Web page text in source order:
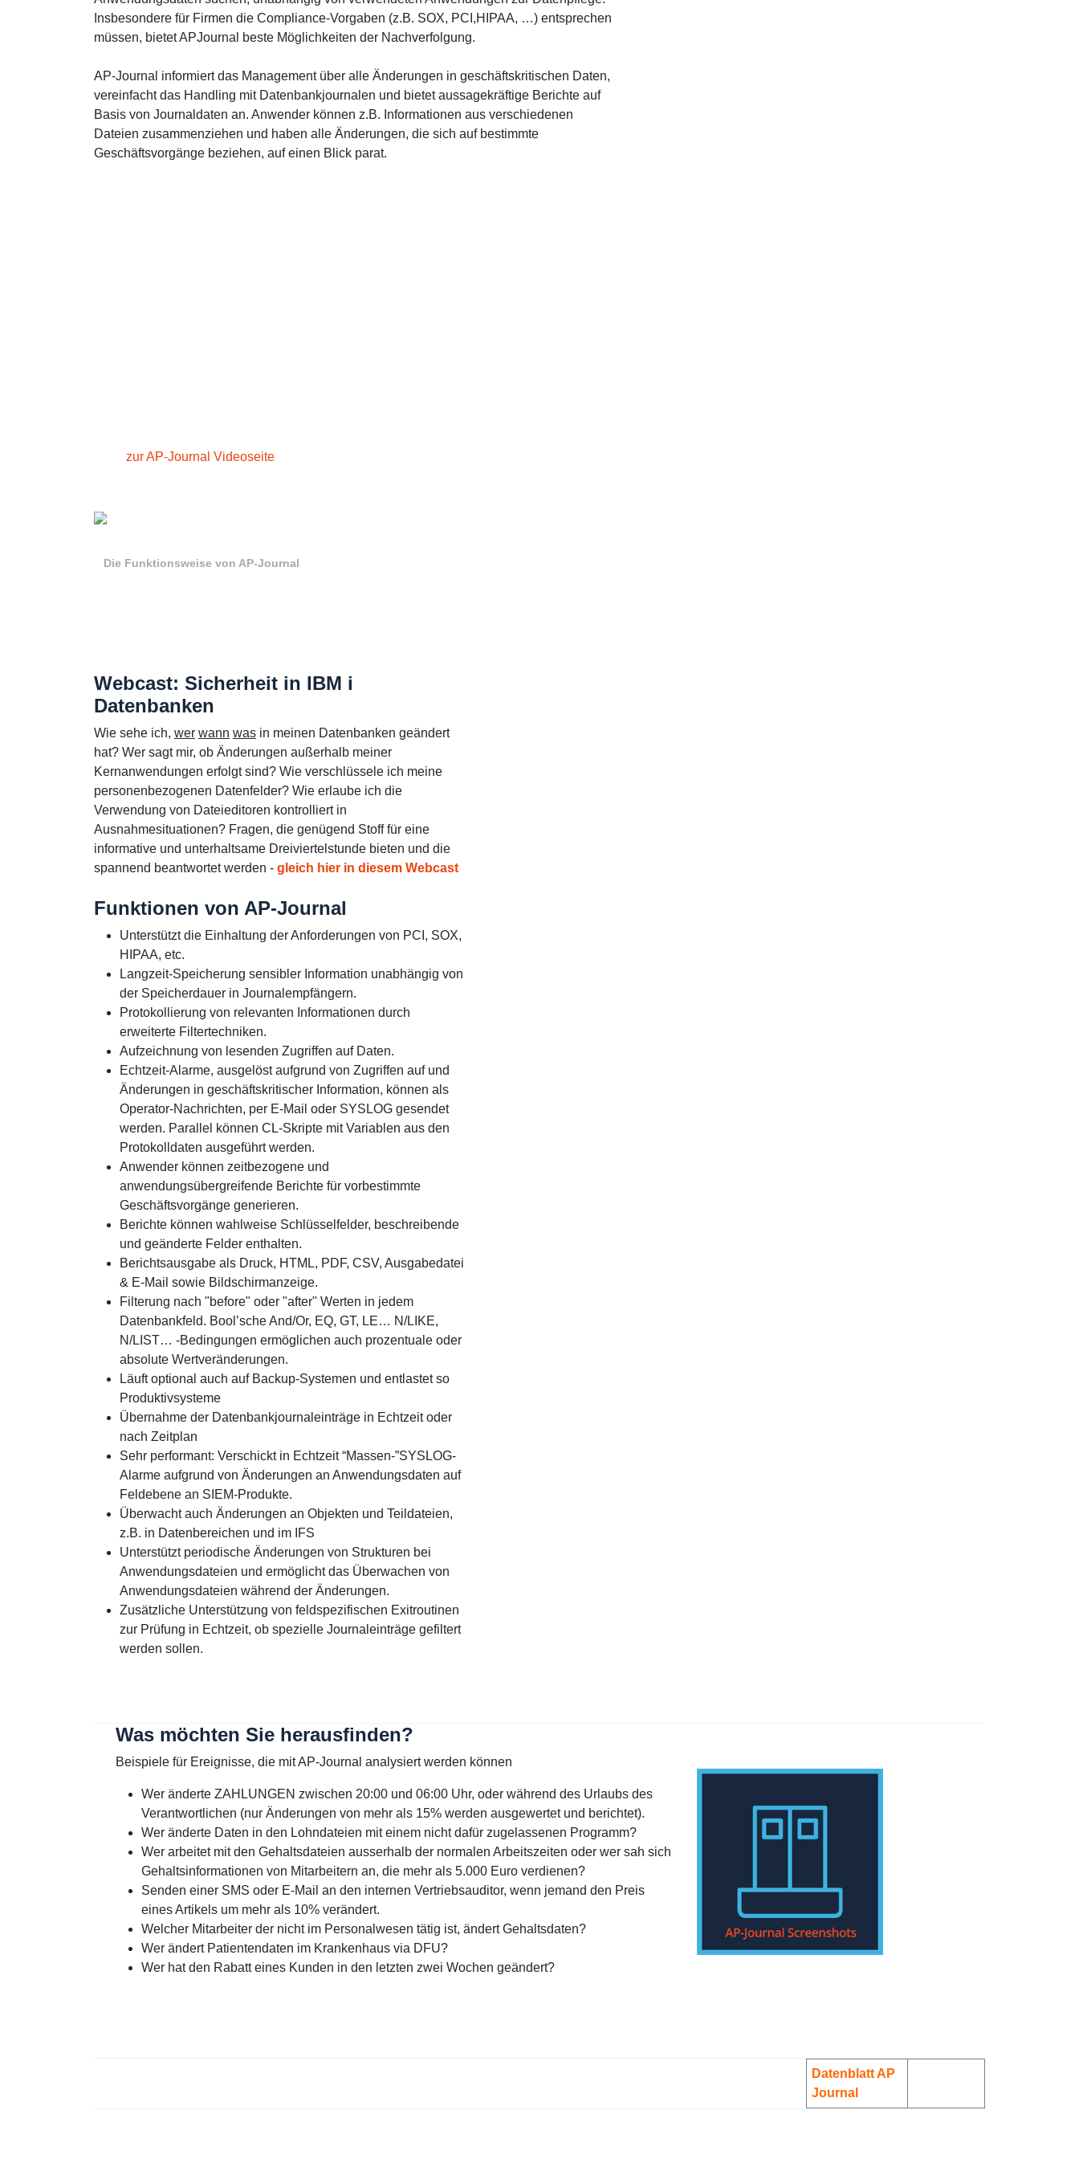
Insbesondere für Firmen die Compliance-Vorgaben (z.B. SOX, PCI,HIPAA, …) entsprechen
müssen, bietet APJournal beste Möglichkeiten der Nachverfolgung.
AP-Journal informiert das Management über alle Änderungen in geschäftskritischen Daten,
vereinfacht das Handling mit Datenbankjournalen und bietet aussagekräftige Berichte auf
Basis von Journaldaten an. Anwender können z.B. Informationen aus verschiedenen
Dateien zusammenziehen und haben alle Änderungen, die sich auf bestimmte
Geschäftsvorgänge beziehen, auf einen Blick parat.
zur AP-Journal Videoseite
Die Funktionsweise von AP-Journal
Webcast: Sicherheit in IBM i
Datenbanken
Wie sehe ich, wer wann was in meinen Datenbanken geändert
hat? Wer sagt mir, ob Änderungen außerhalb meiner
Kernanwendungen erfolgt sind? Wie verschlüssele ich meine
personenbezogenen Datenfelder? Wie erlaube ich die
Verwendung von Dateieditoren kontrolliert in
Ausnahmesituationen? Fragen, die genügend Stoff für eine
informative und unterhaltsame Dreiviertelstunde bieten und die
spannend beantwortet werden - gleich hier in diesem Webcast
Funktionen von AP-Journal
Unterstützt die Einhaltung der Anforderungen von PCI, SOX,
HIPAA, etc.
Langzeit-Speicherung sensibler Information unabhängig von
der Speicherdauer in Journalempfängern.
Protokollierung von relevanten Informationen durch
erweiterte Filtertechniken.
Aufzeichnung von lesenden Zugriffen auf Daten.
Echtzeit-Alarme, ausgelöst aufgrund von Zugriffen auf und
Änderungen in geschäftskritischer Information, können als
Operator-Nachrichten, per E-Mail oder SYSLOG gesendet
werden. Parallel können CL-Skripte mit Variablen aus den
Protokolldaten ausgeführt werden.
Anwender können zeitbezogene und
anwendungsübergreifende Berichte für vorbestimmte
Geschäftsvorgänge generieren.
Berichte können wahlweise Schlüsselfelder, beschreibende
und geänderte Felder enthalten.
Berichtsausgabe als Druck, HTML, PDF, CSV, Ausgabedatei
& E-Mail sowie Bildschirmanzeige.
Filterung nach "before" oder "after" Werten in jedem
Datenbankfeld. Bool’sche And/Or, EQ, GT, LE… N/LIKE,
N/LIST… -Bedingungen ermöglichen auch prozentuale oder
absolute Wertveränderungen.
Läuft optional auch auf Backup-Systemen und entlastet so
Produktivsysteme
Übernahme der Datenbankjournaleinträge in Echtzeit oder
nach Zeitplan
Sehr performant: Verschickt in Echtzeit “Massen-”SYSLOG-
Alarme aufgrund von Änderungen an Anwendungsdaten auf
Feldebene an SIEM-Produkte.
Überwacht auch Änderungen an Objekten und Teildateien,
z.B. in Datenbereichen und im IFS
Unterstützt periodische Änderungen von Strukturen bei
Anwendungsdateien und ermöglicht das Überwachen von
Anwendungsdateien während der Änderungen.
Zusätzliche Unterstützung von feldspezifischen Exitroutinen
zur Prüfung in Echtzeit, ob spezielle Journaleinträge gefiltert
werden sollen.
Was möchten Sie herausfinden?
Beispiele für Ereignisse, die mit AP-Journal analysiert werden können
Wer änderte ZAHLUNGEN zwischen 20:00 und 06:00 Uhr, oder während des Urlaubs des
Verantwortlichen (nur Änderungen von mehr als 15% werden ausgewertet und berichtet).
Wer änderte Daten in den Lohndateien mit einem nicht dafür zugelassenen Programm?
Wer arbeitet mit den Gehaltsdateien ausserhalb der normalen Arbeitszeiten oder wer sah sich
Gehaltsinformationen von Mitarbeitern an, die mehr als 5.000 Euro verdienen?
Senden einer SMS oder E-Mail an den internen Vertriebsauditor, wenn jemand den Preis
eines Artikels um mehr als 10% verändert.
Welcher Mitarbeiter der nicht im Personalwesen tätig ist, ändert Gehaltsdaten?
Wer ändert Patientendaten im Krankenhaus via DFU?
Wer hat den Rabatt eines Kunden in den letzten zwei Wochen geändert?
Datenblatt AP
Journal